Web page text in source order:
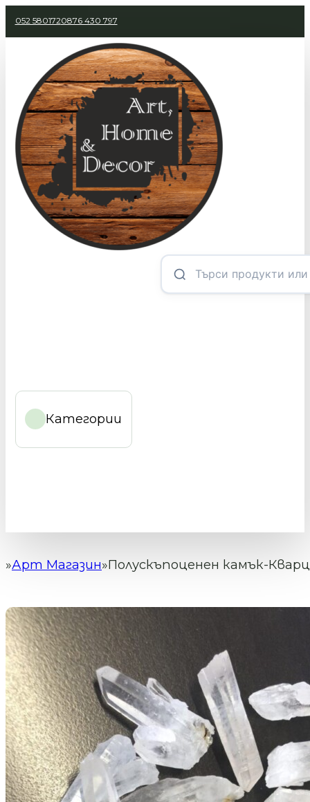
052 5801720876 430 797
Категории
Начало
Арт Магазин Полускъпоценен камък-